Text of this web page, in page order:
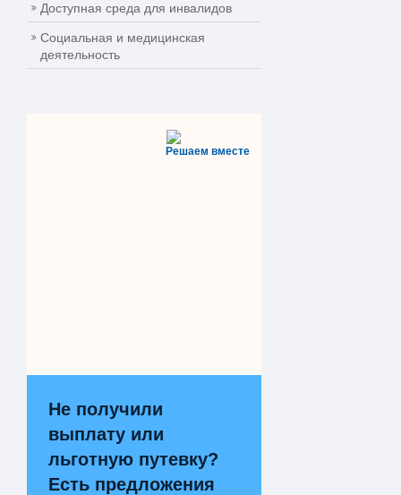
Доступная среда для инвалидов
Социальная и медицинская
деятельность
Решаем вместе
Не получили
выплату или
льготную путевку?
Есть предложения